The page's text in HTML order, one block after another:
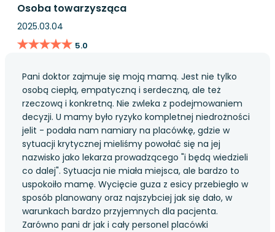
Osoba towarzysząca
2025.03.04
★★★★★
★★★★★ 5.0
Pani doktor zajmuje się moją mamą. Jest nie tylko
osobą ciepłą, empatyczną i serdeczną, ale też
rzeczową i konkretną. Nie zwleka z podejmowaniem
decyzji. U mamy było ryzyko kompletnej niedrożności
jelit - podała nam namiary na placówkę, gdzie w
sytuacji krytycznej mieliśmy powołać się na jej
nazwisko jako lekarza prowadzącego "i będą wiedzieli
co dalej". Sytuacja nie miała miejsca, ale bardzo to
uspokoiło mamę. Wycięcie guza z esicy przebiegło w
sposób planowany oraz najszybciej jak się dało, w
warunkach bardzo przyjemnych dla pacjenta.
Zarówno pani dr jak i cały personel placówki